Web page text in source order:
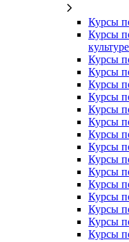
Курсы
Курсы
Курсы
Курсы
Курсы
Курсы
Курсы
Курсы
Курсы
Курсы
Курсы
Курсы
Курсы
Курсы
Курсы
Курсы
Курсы